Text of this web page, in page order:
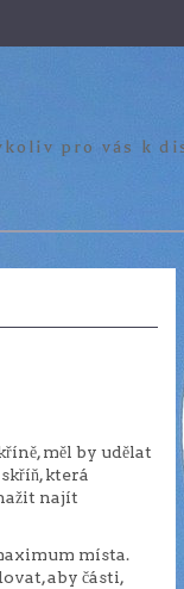
pro vás k
měl by udělat
která
najít
místa.
aby části,